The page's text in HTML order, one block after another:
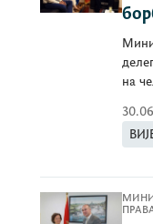
на